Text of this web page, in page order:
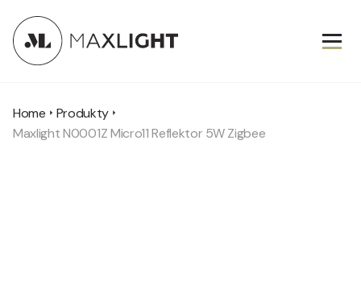
Home
Produkty
Maxlight N0001Z Micro11 Reflektor 5W Zigbee